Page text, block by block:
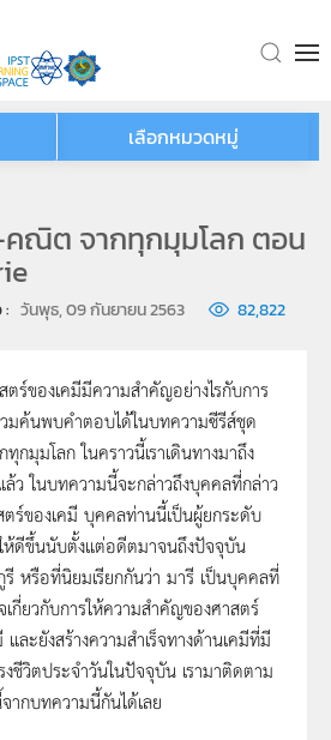
เลือกหมวดหมู่
ณิต จากทุกมุมโลก ตอน
: วันพุธ, 09 กันยายน 2563 82,822
งเคมีมีความสำคัญอย่างไรกับการ
มค้นพบคำตอบได้ในบทความซีรีส์ชุด
มุมโลก ในคราวนี้เราเดินทางมาถึง
ในบทความนี้จะกล่าวถึงบุคคลที่กล่าว
ตร์ของเคมี บุคคลท่านนี้เป็นผู้ยกระดับ
ห้ดีขึ้นนับตั้งแต่อดีตมาจนถึงปัจจุบัน
หรือที่นิยมเรียกกันว่า มารี เป็นบุคคลที่
กี่ยวกับการให้ความสำคัญของศาสตร์
และยังสร้างความสำเร็จทางด้านเคมีที่มี
ชีวิตประจำวันในปัจจุบัน เรามาติดตาม
ากบทความนี้กันได้เลย